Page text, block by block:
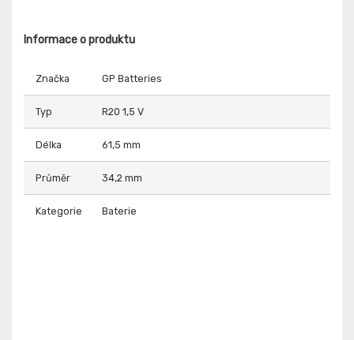
Informace o produktu
Značka GP Batteries
Typ R20 1,5 V
Délka 61,5 mm
Průměr 34,2 mm
Kategorie Baterie